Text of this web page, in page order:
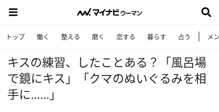
トップ 働く 整える 磨く 恋する 暮らす 占う メ
キスの練習、したことある？「風呂場
で鏡にキス」「クマのぬいぐるみを相
手に……」